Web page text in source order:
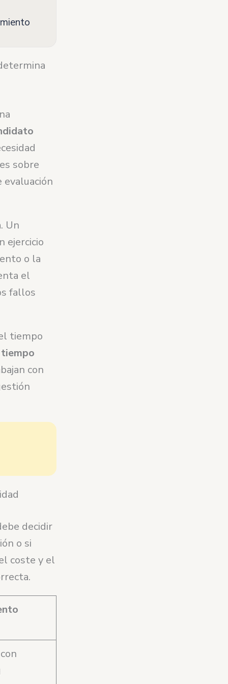
sobre
evaluación
. Un
ejercicio
o la
el
fallos
tiempo
con
decidir
o si
coste y el